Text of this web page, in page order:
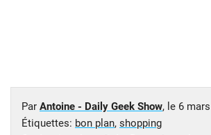
Par Antoine - Daily Geek Show, le 6
Étiquettes: bon plan, shopping